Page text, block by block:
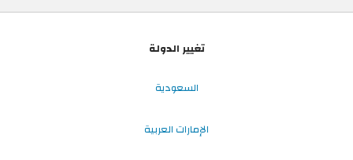
تغيير الدولة
السعودية
الإمارات العربية